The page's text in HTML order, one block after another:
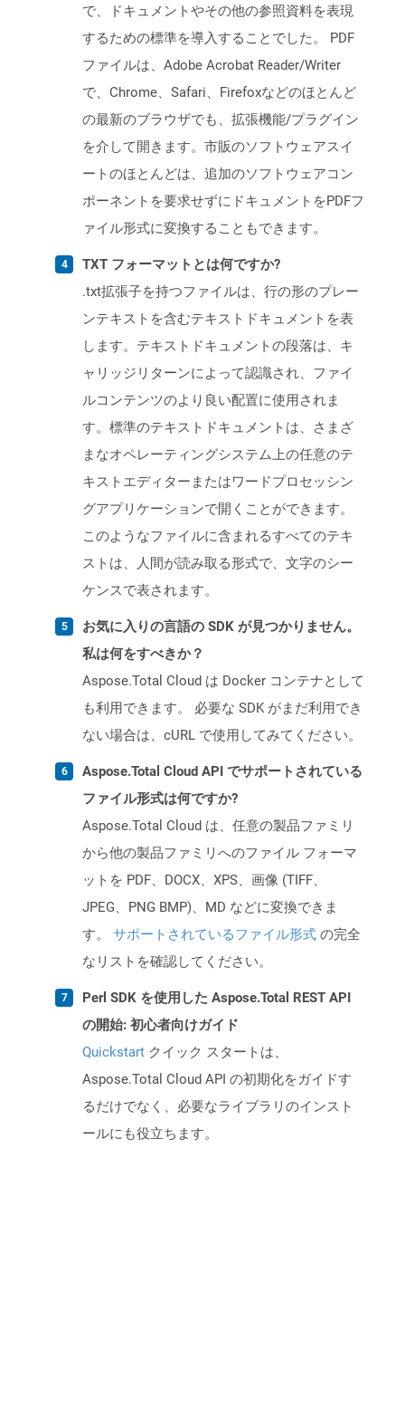
で、ドキュメントやその他の参照資料を表現
するための標準を導入することでした。 PDF
ファイルは、Adobe Acrobat Reader/Writer
で、Chrome、Safari、Firefoxなどのほとんど
の最新のブラウザでも、拡張機能/プラグイン
を介して開きます。市販のソフトウェアスイ
ートのほとんどは、追加のソフトウェアコン
ポーネントを要求せずにドキュメントをPDFフ
ァイル形式に変換することもできます。
TXT フォーマットとは何ですか?
.txt拡張子を持つファイルは、行の形のプレー
ンテキストを含むテキストドキュメントを表
します。テキストドキュメントの段落は、キ
ャリッジリターンによって認識され、ファイ
ルコンテンツのより良い配置に使用されま
す。標準のテキストドキュメントは、さまざ
まなオペレーティングシステム上の任意のテ
キストエディターまたはワードプロセッシン
グアプリケーションで開くことができます。
このようなファイルに含まれるすべてのテキ
ストは、人間が読み取る形式で、文字のシー
ケンスで表されます。
お気に入りの言語の SDK が見つかりません。
私は何をすべきか？
Aspose.Total Cloud は Docker コンテナとして
も利用できます。 必要な SDK がまだ利用でき
ない場合は、cURL で使用してみてください。
Aspose.Total Cloud API でサポートされている
ファイル形式は何ですか?
Aspose.Total Cloud は、任意の製品ファミリ
から他の製品ファミリへのファイル フォーマ
ットを PDF、DOCX、XPS、画像 (TIFF、
JPEG、PNG BMP)、MD などに変換できま
す。 サポートされているファイル形式 の完全
なリストを確認してください。
Perl SDK を使用した Aspose.Total REST API
の開始: 初心者向けガイド
Quickstart クイック スタートは、
Aspose.Total Cloud API の初期化をガイドす
るだけでなく、必要なライブラリのインスト
ールにも役立ちます。